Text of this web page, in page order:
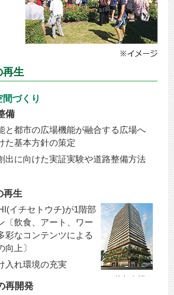
再生
づくり
備
と都市の広場機能が融合する広場へ
た基本方針の策定
出に向けた実証実験や道路整備方法
再生
イチセトウチ)が1階部
〔飲食、アート、ワー
彩なコンテンツによる
向上〕
入れ環境の充実
再開発